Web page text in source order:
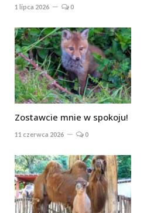
1 lipca 2026 0
Zostawcie mnie w spokoju!
11 czerwca 2026 0